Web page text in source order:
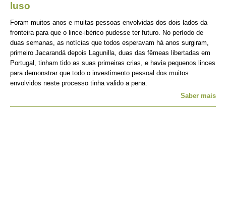
luso
Foram muitos anos e muitas pessoas envolvidas dos dois lados da
fronteira para que o lince-ibérico pudesse ter futuro. No período de
duas semanas, as notícias que todos esperavam há anos surgiram,
primeiro Jacarandá depois Lagunilla, duas das fêmeas libertadas em
Portugal, tinham tido as suas primeiras crias, e havia pequenos linces
para demonstrar que todo o investimento pessoal dos muitos
envolvidos neste processo tinha valido a pena.
Saber mais